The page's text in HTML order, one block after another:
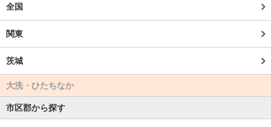
全国
関東
茨城
大洗・ひたちなか
市区郡から探す